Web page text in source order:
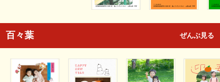
百々葉 ぜんぶ見る